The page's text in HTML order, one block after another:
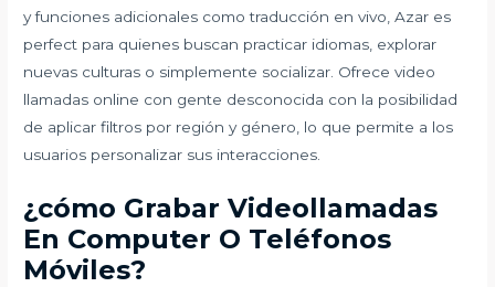
y funciones adicionales como traducción en vivo, Azar es
perfect para quienes buscan practicar idiomas, explorar
nuevas culturas o simplemente socializar. Ofrece video
llamadas online con gente desconocida con la posibilidad
de aplicar filtros por región y género, lo que permite a los
usuarios personalizar sus interacciones.
¿cómo Grabar Videollamadas
En Computer O Teléfonos
Móviles?